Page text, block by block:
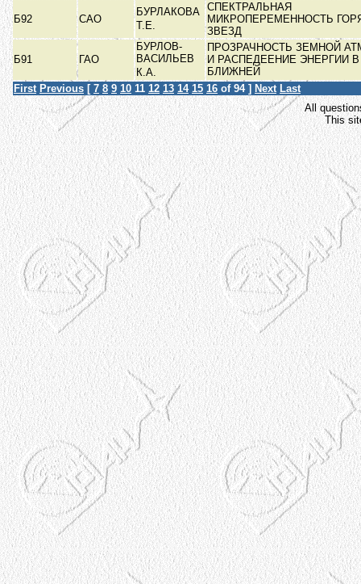
Б92 САО
БУРЛАКОВА
Т.Е.
СПЕКТРАЛЬНАЯ
МИКРОПЕРЕМЕННОСТЬ
ЗВЕЗД
Б91 ГАО
БУРЛОВ-
ВАСИЛЬЕВ
К.А.
ПРОЗРАЧНОСТЬ ЗЕМНОЙ
И РАСПЕДЕЕНИЕ ЭНЕРГИИ В
БЛИЖНЕЙ
First Previous [ 7 8 9 10 11 12 13 14 15 16 of 94 ] Next Last
All
This